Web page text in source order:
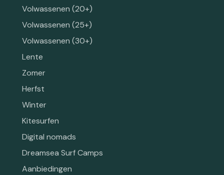
Volwassenen (20+)
Volwassenen (25+)
Volwassenen (30+)
Lente
Zomer
Herfst
Winter
Kitesurfen
Digital nomads
Dreamsea Surf Camps
Aanbiedingen